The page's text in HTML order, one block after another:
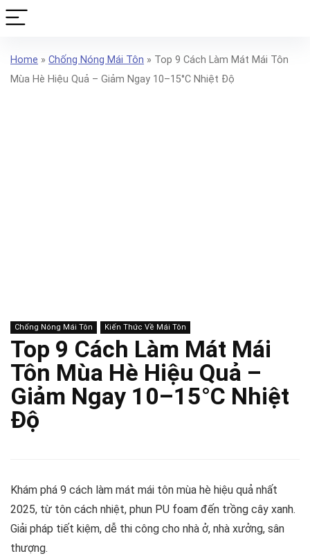
Home » Chống Nóng Mái Tôn » Top 9 Cách Làm Mát Mái Tôn
Mùa Hè Hiệu Quả – Giảm Ngay 10–15°C Nhiệt Độ
Chống Nóng Mái Tôn Kiến Thức Về Mái Tôn
Top 9 Cách Làm Mát Mái
Tôn Mùa Hè Hiệu Quả –
Giảm Ngay 10–15°C Nhiệt
Độ
Khám phá 9 cách làm mát mái tôn mùa hè hiệu quả nhất
2025, từ tôn cách nhiệt, phun PU foam đến trồng cây xanh.
Giải pháp tiết kiệm, dễ thi công cho nhà ở, nhà xưởng, sân
thượng.